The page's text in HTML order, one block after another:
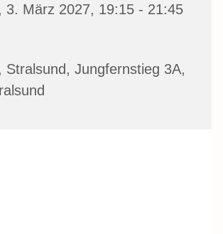
3. März 2027, 19:15 - 21:45
Stralsund, Jungfernstieg 3A,